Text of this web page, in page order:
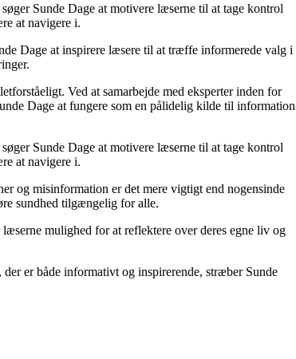
Sunde Dage at motivere læserne til at tage kontrol
at navigere i.
Dage at inspirere læsere til at træffe informerede valg i
Ved at samarbejde med eksperter inden for
Dage at fungere som en pålidelig kilde til information
Sunde Dage at motivere læserne til at tage kontrol
at navigere i.
og misinformation er det mere vigtigt end nogensinde
sundhed tilgængelig for alle.
mulighed for at reflektere over deres egne liv og
er både informativt og inspirerende, stræber Sunde